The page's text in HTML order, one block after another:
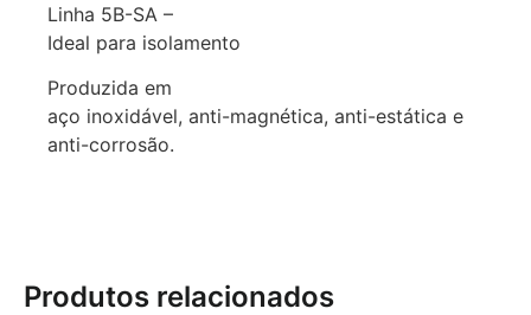
Linha 5B-SA –
Ideal para isolamento
Produzida em
aço inoxidável, anti-magnética, anti-estática e
anti-corrosão.
Produtos relacionados